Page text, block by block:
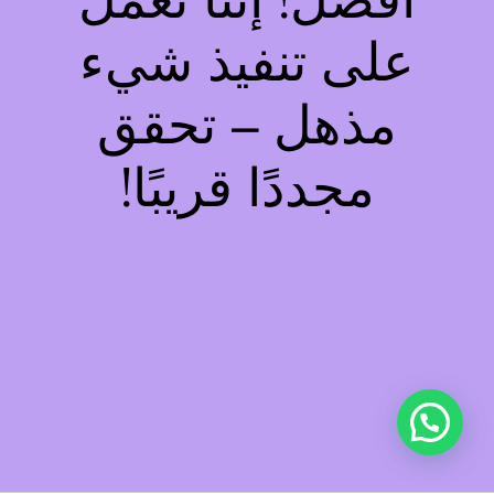
على تنفيذ شيء
مذهل – تحقق
مجددًا قريبًا!